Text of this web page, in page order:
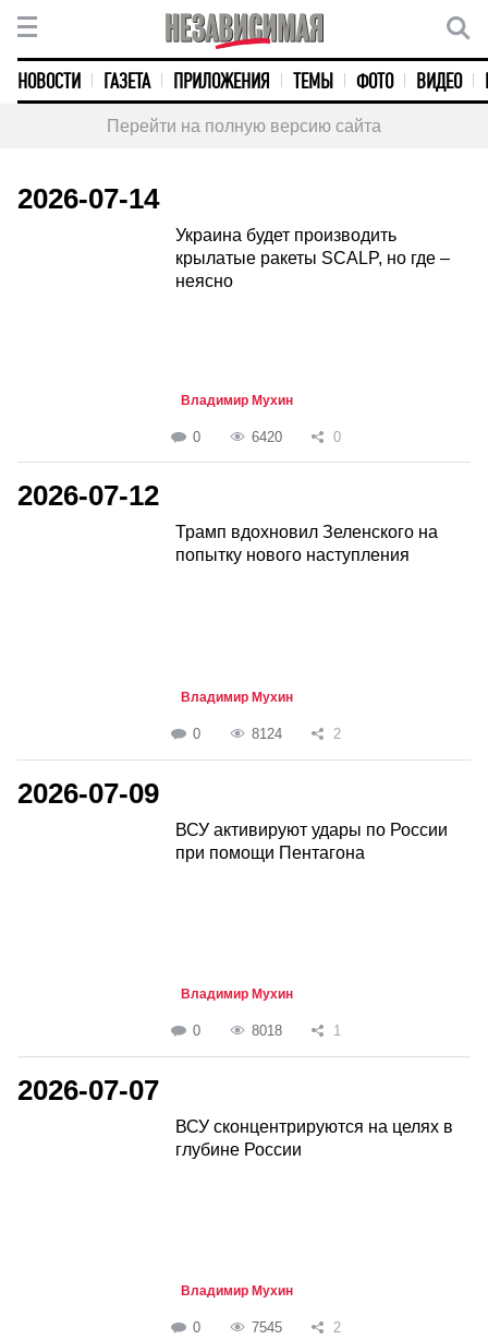
НОВОСТИ ГАЗЕТА ПРИЛОЖЕНИЯ ТЕМЫ ФОТО ВИДЕО
Перейти на полную версию сайта
2026-07-14
Украина будет производить
крылатые ракеты SCALP, но где –
неясно
Владимир Мухин
0 6420 0
2026-07-12
Трамп вдохновил Зеленского на
попытку нового наступления
Владимир Мухин
0 8124 2
2026-07-09
ВСУ активируют удары по России
при помощи Пентагона
Владимир Мухин
0 8018 1
2026-07-07
ВСУ сконцентрируются на целях в
глубине России
Владимир Мухин
0 7545 2